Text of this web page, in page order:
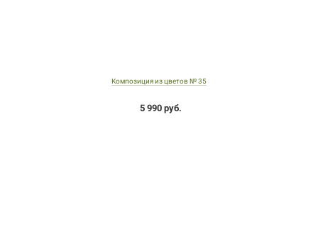
Композиция из цветов № 35
5 990 руб.